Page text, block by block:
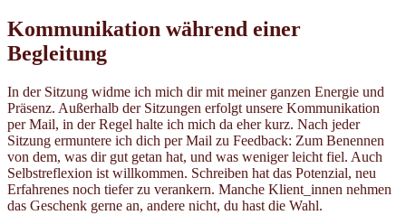
Kommunikation während einer
Begleitung
In der Sitzung widme ich mich dir mit meiner ganzen Energie und
Präsenz. Außerhalb der Sitzungen erfolgt unsere Kommunikation
per Mail, in der Regel halte ich mich da eher kurz. Nach jeder
Sitzung ermuntere ich dich per Mail zu Feedback: Zum Benennen
von dem, was dir gut getan hat, und was weniger leicht fiel. Auch
Selbstreflexion ist willkommen. Schreiben hat das Potenzial, neu
Erfahrenes noch tiefer zu verankern. Manche Klient_innen nehmen
das Geschenk gerne an, andere nicht, du hast die Wahl.